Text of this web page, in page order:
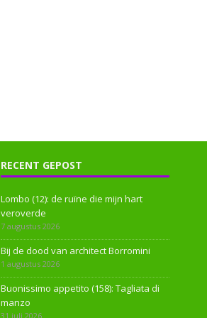
RECENT GEPOST
Lombo (12): de ruïne die mijn hart
veroverde
7 augustus 2026
Bij de dood van architect Borromini
1 augustus 2026
Buonissimo appetito (158): Tagliata di
manzo
31 juli 2026